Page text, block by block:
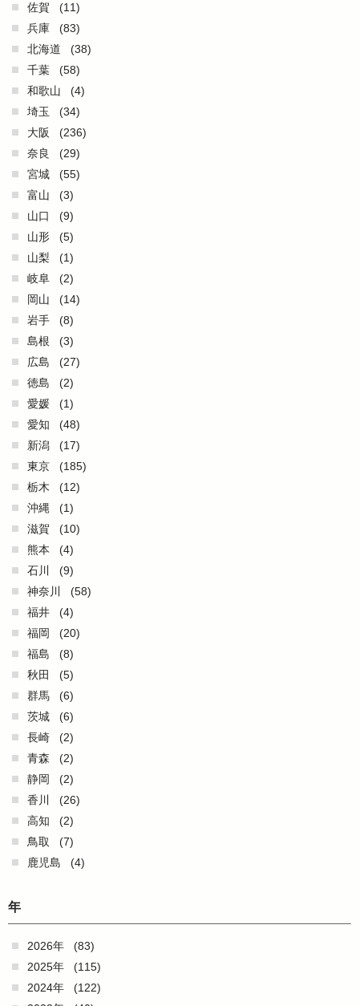
佐賀
(11)
兵庫
(83)
北海道
(38)
千葉
(58)
和歌山
(4)
埼玉
(34)
大阪
(236)
奈良
(29)
宮城
(55)
富山
(3)
山口
(9)
山形
(5)
山梨
(1)
岐阜
(2)
岡山
(14)
岩手
(8)
島根
(3)
広島
(27)
徳島
(2)
愛媛
(1)
愛知
(48)
新潟
(17)
東京
(185)
栃木
(12)
沖縄
(1)
滋賀
(10)
熊本
(4)
石川
(9)
神奈川
(58)
福井
(4)
福岡
(20)
福島
(8)
秋田
(5)
群馬
(6)
茨城
(6)
長崎
(2)
青森
(2)
静岡
(2)
香川
(26)
高知
(2)
鳥取
(7)
鹿児島
(4)
年
2026年
(83)
2025年
(115)
2024年
(122)